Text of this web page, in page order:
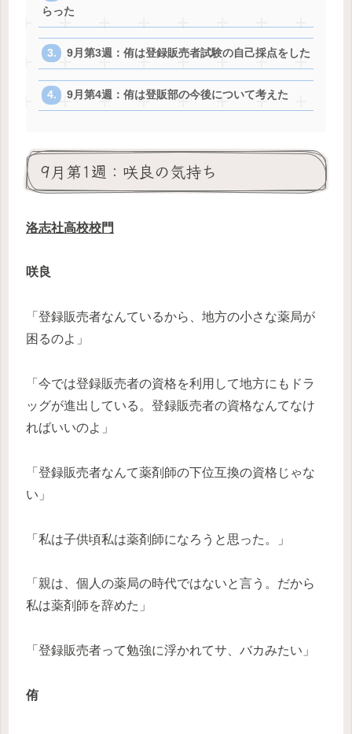
らった
9月第3週：侑は登録販売者試験の自己採点をした
9月第4週：侑は登販部の今後について考えた
9月第1週：咲良の気持ち
洛志社高校校門
咲良
「登録販売者なんているから、地方の小さな薬局が
困るのよ」
「今では登録販売者の資格を利用して地方にもドラ
ッグが進出している。登録販売者の資格なんてなけ
ればいいのよ」
「登録販売者なんて薬剤師の下位互換の資格じゃな
い」
「私は子供頃私は薬剤師になろうと思った。」
「親は、個人の薬局の時代ではないと言う。だから
私は薬剤師を辞めた」
「登録販売者って勉強に浮かれてサ、バカみたい」
侑